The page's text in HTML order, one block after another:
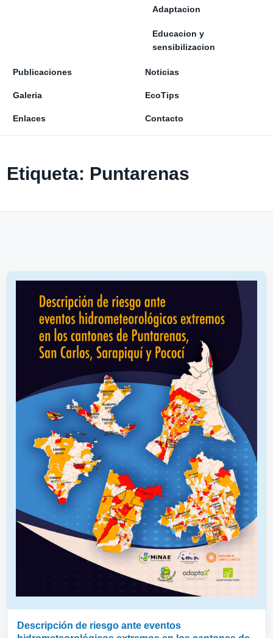
Adaptacion
Educacion y
sensibilizacion
Publicaciones Noticias
Galeria EcoTips
Enlaces Contacto
Etiqueta: Puntarenas
Descripción de riesgo ante eventos